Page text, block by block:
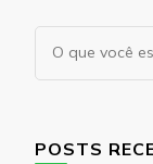
Procurando
algo?
POSTS